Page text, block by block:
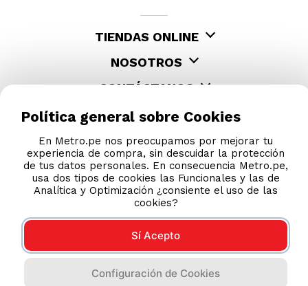
TIENDAS ONLINE
NOSOTROS
CONTÁCTANOS
COMPRAS 100% SEGURAS
Esta tienda usa Niubiz para realizar transacciones
Política general sobre Cookies
En Metro.pe nos preocupamos por mejorar tu
experiencia de compra, sin descuidar la protección
de tus datos personales. En consecuencia Metro.pe,
usa dos tipos de cookies las Funcionales y las de
Analítica y Optimización ¿consiente el uso de las
cookies?
Sí Acepto
Configuración de Cookies